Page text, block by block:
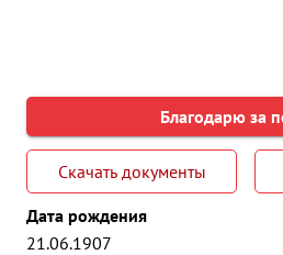
Благодарю за
Скачать документы
Дата рождения
21.06.1907